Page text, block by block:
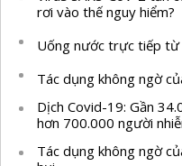
rơi vào thế nguy hiểm?
Uống nước trực tiếp từ
Tác dụng không ngờ
Dịch Covid-19: Gần
hơn 700.000 người
Tác dụng không ngờ